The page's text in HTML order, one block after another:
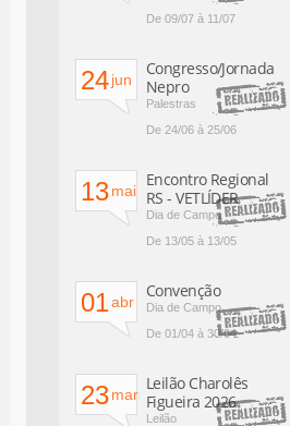
De 09/07 à 11/07
24jun
Congresso/Jornada
Nepro
Palestras
De 24/06 à 25/06
13mai
Encontro Regional
RS - VETLÍDER
Dia de Campo
De 13/05 à 13/05
01abr
Convenção
Dia de Campo
De 01/04 à 30/04
23mar
Leilão Charolês
Figueira 2026
Leilão